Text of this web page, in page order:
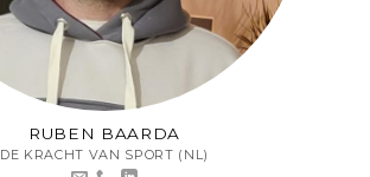
RUBEN BAARDA
DE KRACHT VAN SPORT (NL)